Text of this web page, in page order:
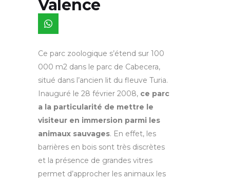
Valence
Ce parc zoologique s’étend sur 100
000 m2 dans le parc de Cabecera,
situé dans l’ancien lit du fleuve Turia.
Inauguré le 28 février 2008, ce parc
a la particularité de mettre le
visiteur en immersion parmi les
animaux sauvages. En effet, les
barrières en bois sont très discrètes
et la présence de grandes vitres
permet d’approcher les animaux les